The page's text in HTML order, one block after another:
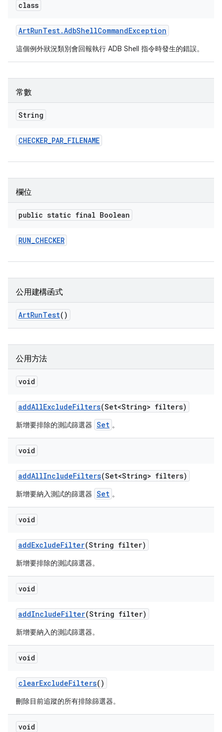
class
ArtRunTest.AdbShellCommandException
這個例外狀況類別會回報執行 ADB Shell 指令時發生的錯誤。
常數
String
CHECKER_PAR_FILENAME
欄位
public static final Boolean
RUN_CHECKER
公用建構函式
ArtRunTest()
公用方法
void
addAllExcludeFilters(Set<String> filters)
新增要排除的測試篩選器 Set 。
void
addAllIncludeFilters(Set<String> filters)
新增要納入測試的篩選器 Set 。
void
addExcludeFilter(String filter)
新增要排除的測試篩選器。
void
addIncludeFilter(String filter)
新增要納入的測試篩選器。
void
clearExcludeFilters()
刪除目前追蹤的所有排除篩選器。
void